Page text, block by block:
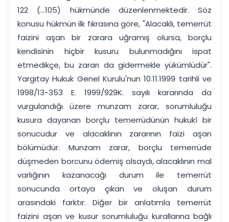
122 (...105) hükmünde düzenlenmektedir. Söz
konusu hükmün ilk fıkrasına göre, "Alacaklı, temerrüt
faizini aşan bir zarara uğramış olursa, borçlu
kendisinin hiçbir kusuru bulunmadığını ispat
etmedikçe, bu zararı da gidermekle yükümlüdür".
Yargıtay Hukuk Genel Kurulu'nun 10.11.1999 tarihli ve
1998/13-353 E. 1999/929K. sayılı kararında da
vurgulandığı üzere munzam zarar, sorumluluğu
kusura dayanan borçlu temerrüdünün hukukî bir
sonucudur ve alacaklının zararının faizi aşan
bölümüdür. Munzam zarar, borçlu temerrüde
düşmeden borcunu ödemiş olsaydı, alacaklının mal
varlığının kazanacağı durum ile temerrüt
sonucunda ortaya çıkan ve oluşan durum
arasındaki farktır. Diğer bir anlatımla temerrüt
faizini aşan ve kusur sorumluluğu kurallarına bağlı